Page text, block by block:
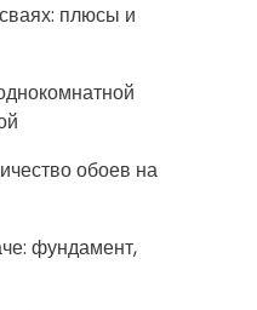
плюсы и
обоев на
фундамент,